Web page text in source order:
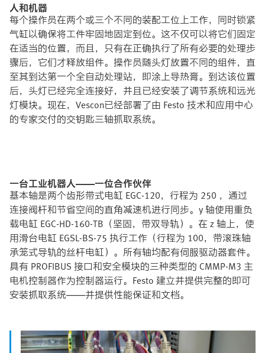
人和机器
每个操作员在两个或三个不同的装配工位上工作，同时锁紧
气缸以确保将工件牢固地固定到位。这不仅可以将它们固定
在适当的位置，而且，只有在正确执行了所有必要的处理步
骤后，它们才释放组件。操作员随头灯放置不同的组件，直
至其到达第一个全自动处理站，即涂上导热膏。到达该位置
后，头灯已经完全连接好，并且已经安装了调节系统和远光
灯模块。现在，Vescon已经部署了由 Festo 技术和应用中心
的专家交付的交钥匙三轴抓取系统。
一台工业机器人——一位合作伙伴
基本轴是两个齿形带式电缸 EGC-120，行程为 250 ，通过
连接阀杆和节省空间的直角减速机进行同步。y 轴使用重负
载电缸 EGC-HD-160-TB（坚固，带双导轨）。在 z 轴上，使
用滑台电缸 EGSL-BS-75 执行工作（行程为 100，带滚珠轴
承笼式导轨的丝杆电缸）。所有轴均配有伺服驱动器套件。
具有 PROFIBUS 接口和安全模块的三种类型的 CMMP-M3 主
电机控制器作为控制器运行。Festo 建立并提供完整的即可
安装抓取系统——并提供性能保证和文档。